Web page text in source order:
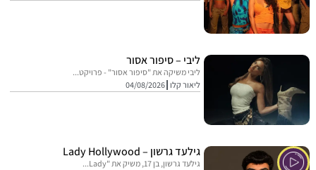
ליבי – סיפור אסור
ליבי משיקה את "סיפור אסור" - פרויקט...
ליאור קלו 04/08/2026
גילעד גרשון – Lady Hollywood
גילעד גרשון, בן 17, משיק את "Lady...